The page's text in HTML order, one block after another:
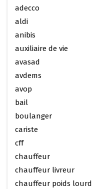
adecco
aldi
anibis
auxiliaire de vie
avasad
avdems
avop
bail
boulanger
cariste
cff
chauffeur
chauffeur livreur
chauffeur poids lourd